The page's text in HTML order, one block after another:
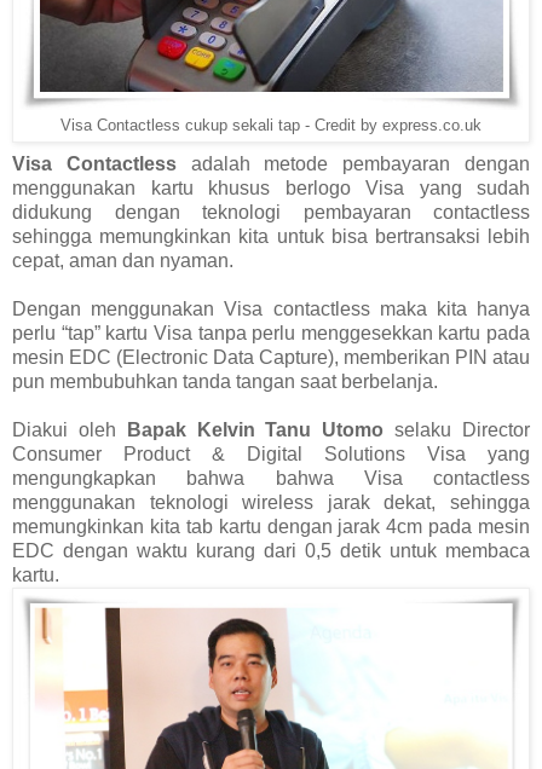
Visa Contactless cukup sekali tap - Credit by express.co.uk
Visa Contactlessadalah metode pembayaran dengan
menggunakan kartu khusus berlogo Visa yang sudah
didukung dengan teknologi pembayaran contactless
sehingga memungkinkan kita untuk bisa bertransaksi lebih
cepat, aman dan nyaman.
Dengan menggunakan Visa contactless maka kita hanya
perlu “tap” kartu Visa tanpa perlu menggesekkan kartu pada
mesin EDC (Electronic Data Capture), memberikan PIN atau
pun membubuhkan tanda tangan saat berbelanja.
Diakui oleh Bapak Kelvin Tanu Utomoselaku Director
Consumer Product & Digital Solutions Visa yang
mengungkapkan bahwa bahwa Visa contactless
menggunakan teknologi wireless jarak dekat, sehingga
memungkinkan kita tab kartu dengan jarak 4cm pada mesin
EDC dengan waktu kurang dari 0,5 detik untuk membaca
kartu.